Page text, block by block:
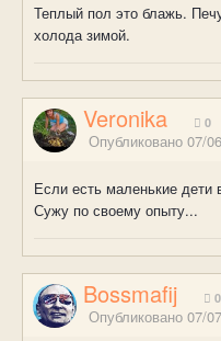
Теплый пол это блажь.
холода зимой.
Veronika 0
Опубликовано 07/
Если есть маленькие
Сужу по своему опыту...
Bossmafij 0
Опубликовано 07/